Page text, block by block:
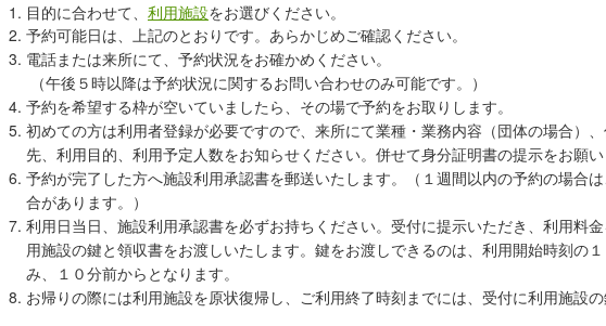
目的に合わせて、 利用施設をお選びください。
予約可能日は、上記のとおりです。あらかじめご確認ください。
電話または来所にて、予約状況をお確かめください。
（午後５時以降は予約状況に関するお問い合わせのみ可能です。）
予約を希望する枠が空いていましたら、その場で予約をお取りします。
初めての方は利用者登録が必要ですので、来所にて業種・業務内容（団体の場合）、
先、利用目的、利用予定人数をお知らせください。併せて身分証明書の提示をお願い
予約が完了した方へ施設利用承認書を郵送いたします。（１週間以内の予約の場合
合があります。）
利用日当日、 施設利用承認書を必ずお持ちください。 受付に提示いただき、利用料
用施設の鍵と領収書をお渡しいたします。鍵をお渡しできるのは、利用開始時刻の
み、
１０分前からとなります。
お帰りの際には利用施設を原状復帰し、 ご利用終了時刻までには、受付に利用施設の